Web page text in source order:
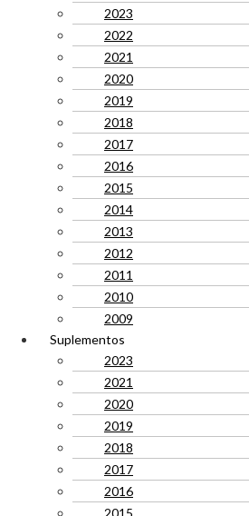
2023
2022
2021
2020
2019
2018
2017
2016
2015
2014
2013
2012
2011
2010
2009
Suplementos
2023
2021
2020
2019
2018
2017
2016
2015